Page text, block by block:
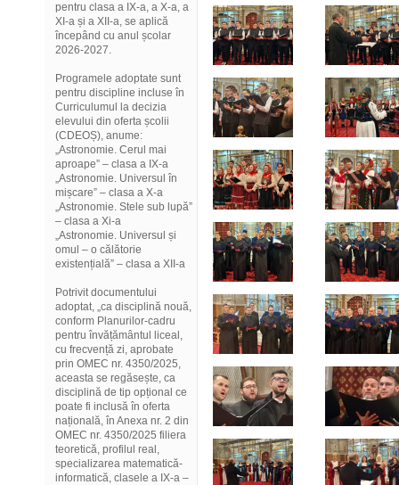
pentru clasa a IX-a, a X-a, a
XI-a și a XII-a, se aplică
începând cu anul școlar
2026-2027.
Programele adoptate sunt
pentru discipline incluse în
Curriculumul la decizia
elevului din oferta școlii
(CDEOȘ), anume:
„Astronomie. Cerul mai
aproape” – clasa a IX-a
„Astronomie. Universul în
mișcare” – clasa a X-a
„Astronomie. Stele sub lupă”
– clasa a Xi-a
„Astronomie. Universul și
omul – o călătorie
existențială” – clasa a XII-a
Potrivit documentului
adoptat, „ca disciplină nouă,
conform Planurilor-cadru
pentru învățământul liceal,
cu frecvență zi, aprobate
prin OMEC nr. 4350/2025,
aceasta se regăsește, ca
disciplină de tip opțional ce
poate fi inclusă în oferta
națională, în Anexa nr. 2 din
OMEC nr. 4350/2025 filiera
teoretică, profilul real,
specializarea matematică-
informatică, clasele a IX-a –